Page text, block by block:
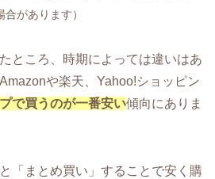
があります）
ところ、時期によっては違いはあ
や楽天、Yahoo!ショッピン
で買うのが一番安い傾向にありま
「まとめ買い」することで安く購